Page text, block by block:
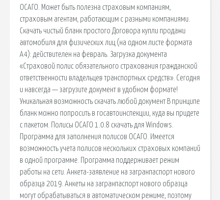
ОСАГО. Может быть полезна страховым компаниям,
страховым агентам, работающим с разными компаниями.
Скачать чистый бланк простого Договора купли продажи
автомобиля для физических лиц (на одном листе формата
А4): действителен на февраль. Загрузка документа
«Страховой полис обязательного страхования гражданской
ответственности владельцев транспортных средств». Сегодня
и навсегда — загрузите документ в удобном формате!
Уникальная возможность скачать любой документ В принципе
бланк можно попросить в госавтоинспекции, куда вы придете
с пакетом. Полисы ОСАГО 1.0.8 скачать для Windows.
Программа для заполнения полисов ОСАГО. Имеется
возможность учета полисов нескольких страховых компаний
в одной программе. Программа поддерживает режим
работы на сети. Анкета-заявление на загранпаспорт нового
образца 2019. Анкеты на загранпаспорт нового образца
могут обрабатываться в автоматическом режиме, поэтому